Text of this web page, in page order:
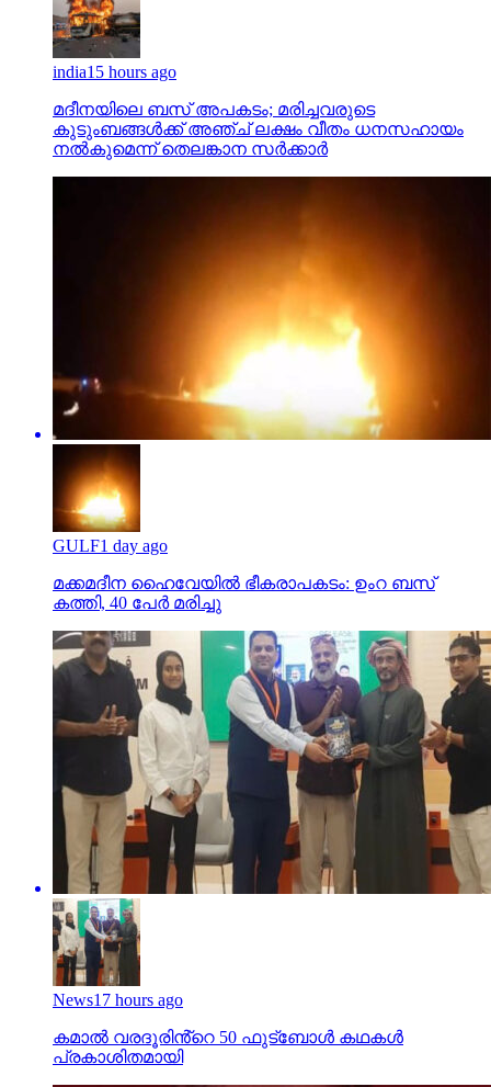
india15 hours ago
മദീനയിലെ ബസ് അപകടം; മരിച്ചവരുടെ
കുടുംബങ്ങള്‍ക്ക് അഞ്ച് ലക്ഷം വീതം ധനസഹായം
നല്‍കുമെന്ന് തെലങ്കാന സര്‍ക്കാര്‍
GULF1 day ago
മക്കമദീന ഹൈവേയില്‍ ഭീകരാപകടം: ഉംറ ബസ്
കത്തി, 40 പേര്‍ മരിച്ചു
News17 hours ago
കമാൽ വരദൂരിൻ്റെ 50 ഫുട്ബോൾ കഥകൾ
പ്രകാശിതമായി